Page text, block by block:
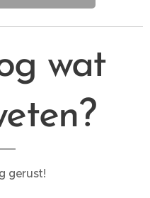
wat
gerust!